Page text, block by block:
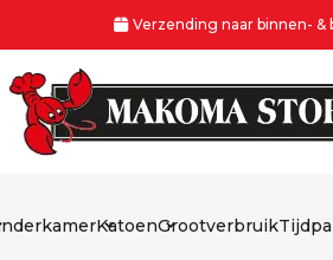
Verzending naar binnen- &
KatoenGrootverbruik